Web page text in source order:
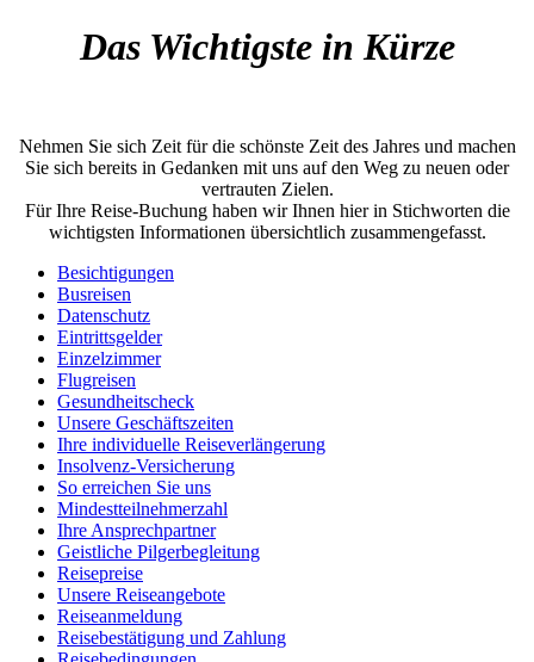
Das Wichtigste in Kürze
Nehmen Sie sich Zeit für die schönste Zeit des Jahres und machen
Sie sich bereits in Gedanken mit uns auf den Weg zu neuen oder
vertrauten Zielen.
Für Ihre Reise-Buchung haben wir Ihnen hier in Stichworten die
wichtigsten Informationen übersichtlich zusammengefasst.
Besichtigungen
Busreisen
Datenschutz
Eintrittsgelder
Einzelzimmer
Flugreisen
Gesundheitscheck
Unsere Geschäftszeiten
Ihre individuelle Reiseverlängerung
Insolvenz-Versicherung
So erreichen Sie uns
Mindestteilnehmerzahl
Ihre Ansprechpartner
Geistliche Pilgerbegleitung
Reisepreise
Unsere Reiseangebote
Reiseanmeldung
Reisebestätigung und Zahlung